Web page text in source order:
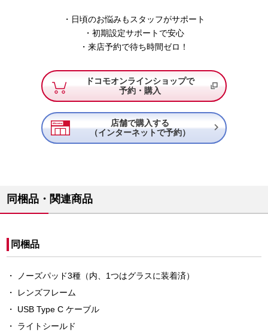
・日頃のお悩みもスタッフがサポート
・初期設定サポートで安心
・来店予約で待ち時間ゼロ！
ドコモオンラインショップで
予約・購入
店舗で購入する
（インターネットで予約）

同梱品・関連商品
同梱品
ノーズパッド3種（内、1つはグラスに装着済）
レンズフレーム
USB Type C ケーブル
ライトシールド